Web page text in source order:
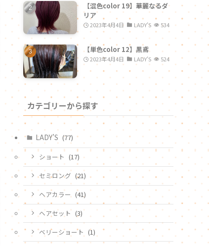
【混色color 19】華麗なるダ
リア
2023年4月4日 LADY’S 534
【単色color 12】黒鳶
2023年4月4日 LADY’S 524
カテゴリーから探す
LADY’S (77)
ショート (17)
セミロング (21)
ヘアカラー (41)
ヘアセット (3)
ベリーショート (1)